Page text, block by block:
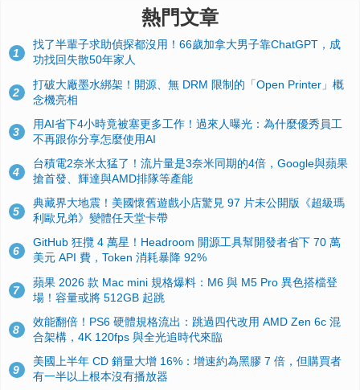
熱門文章
1
找了半輩子求助偵探都沒用！66歲加拿大男子靠ChatGPT，成
功找回失散50年家人
2
打破大廠墨水綁架！開源、無 DRM 限制的「Open Printer」概
念機亮相
3
用AI省下4小時竟被塞更多工作！過來人曝光：為什麼優秀員工
不再跟你分享怎麼使用AI
4
台積電2奈米太猛了！流片量是3奈米同期的4倍，Google與蘋果
搶首發、輝達與AMD排隊等產能
5
典藏界大地震！美國懷舊遊戲小店驚見 97 片未公開版《超級瑪
利歐兄弟》變體任天堂卡帶
6
GitHub 狂攬 4 萬星！Headroom 開源工具幫開發者省下 70 萬
美元 API 費，Token 消耗暴降 92%
7
蘋果 2026 款 Mac mini 規格爆料：M6 與 M5 Pro 異色搭檔登
場！容量或將 512GB 起跳
8
效能翻倍！PS6 硬體規格流出：跳過四代改用 AMD Zen 6c 混
合架構，4K 120fps 與全光追時代來臨
9
美國上半年 CD 銷量大增 16%：增速約為黑膠 7 倍，但購買者
有一半以上根本沒有播放器